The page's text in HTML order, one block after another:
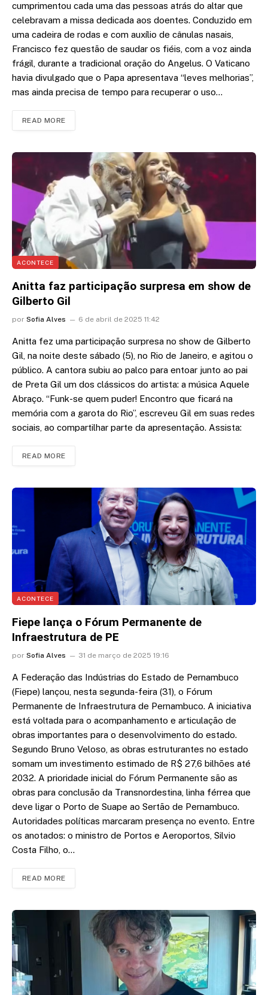
cumprimentou cada uma das pessoas atrás do altar que
celebravam a missa dedicada aos doentes. Conduzido em
uma cadeira de rodas e com auxílio de cânulas nasais,
Francisco fez questão de saudar os fiéis, com a voz ainda
frágil, durante a tradicional oração do Angelus. O Vaticano
havia divulgado que o Papa apresentava “leves melhorias”,
mas ainda precisa de tempo para recuperar o uso…
READ MORE
ACONTECE
Anitta faz participação surpresa em show de
Gilberto Gil
por Sofia Alves 6 de abril de 2025 11:42
Anitta fez uma participação surpresa no show de Gilberto
Gil, na noite deste sábado (5), no Rio de Janeiro, e agitou o
público. A cantora subiu ao palco para entoar junto ao pai
de Preta Gil um dos clássicos do artista: a música Aquele
Abraço. “Funk-se quem puder! Encontro que ficará na
memória com a garota do Rio”, escreveu Gil em suas redes
sociais, ao compartilhar parte da apresentação. Assista:
READ MORE
ACONTECE
Fiepe lança o Fórum Permanente de
Infraestrutura de PE
por Sofia Alves 31 de março de 2025 19:16
A Federação das Indústrias do Estado de Pernambuco
(Fiepe) lançou, nesta segunda-feira (31), o Fórum
Permanente de Infraestrutura de Pernambuco. A iniciativa
está voltada para o acompanhamento e articulação de
obras importantes para o desenvolvimento do estado.
Segundo Bruno Veloso, as obras estruturantes no estado
somam um investimento estimado de R$ 27,6 bilhões até
2032. A prioridade inicial do Fórum Permanente são as
obras para conclusão da Transnordestina, linha férrea que
deve ligar o Porto de Suape ao Sertão de Pernambuco.
Autoridades políticas marcaram presença no evento. Entre
os anotados: o ministro de Portos e Aeroportos, Silvio
Costa Filho, o…
READ MORE